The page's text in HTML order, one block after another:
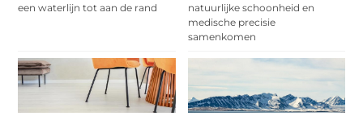
een waterlijn tot aan de rand
natuurlijke schoonheid en
medische precisie
samenkomen